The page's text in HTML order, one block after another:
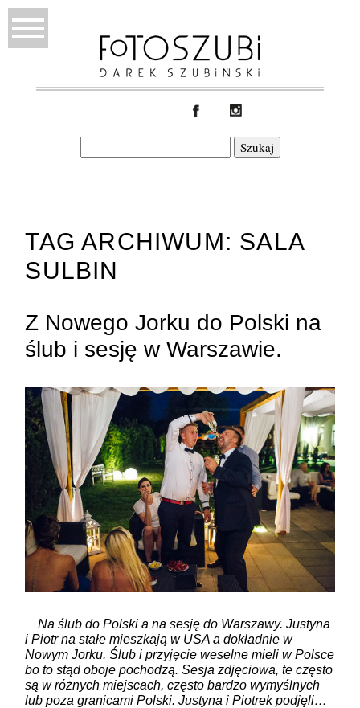
Szukaj:
TAG ARCHIWUM: SALA
SULBIN
Z Nowego Jorku do Polski na
ślub i sesję w Warszawie.
Na ślub do Polski a na sesję do Warszawy. Justyna
i Piotr na stałe mieszkają w USA a dokładnie w
Nowym Jorku. Ślub i przyjęcie weselne mieli w Polsce
bo to stąd oboje pochodzą. Sesja zdjęciowa, te często
są w różnych miejscach, często bardzo wymyślnych
lub poza granicami Polski. Justyna i Piotrek podjęli…